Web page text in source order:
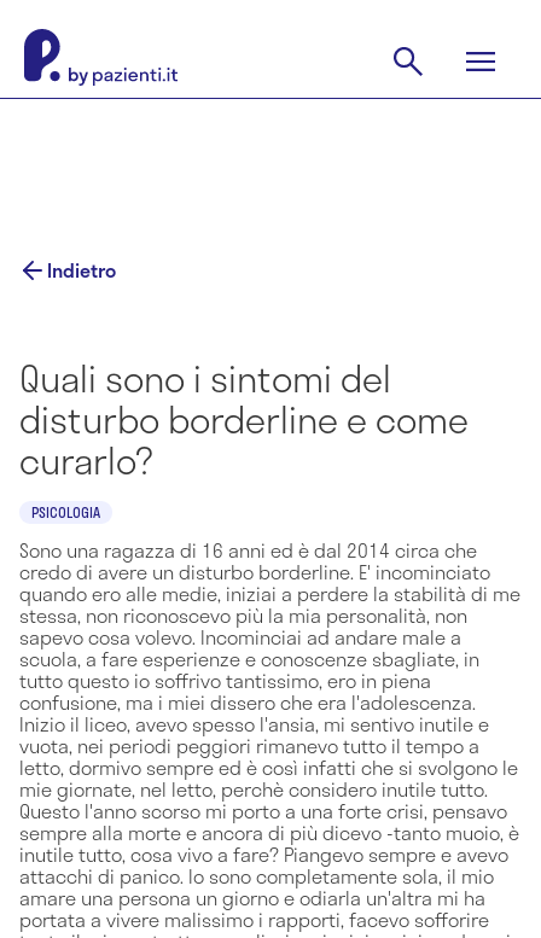
Indietro
Quali sono i sintomi del
disturbo borderline e come
curarlo?
PSICOLOGIA
Sono una ragazza di 16 anni ed è dal 2014 circa che
credo di avere un disturbo borderline. E' incominciato
quando ero alle medie, iniziai a perdere la stabilità di me
stessa, non riconoscevo più la mia personalità, non
sapevo cosa volevo. Incominciai ad andare male a
scuola, a fare esperienze e conoscenze sbagliate, in
tutto questo io soffrivo tantissimo, ero in piena
confusione, ma i miei dissero che era l'adolescenza.
Inizio il liceo, avevo spesso l'ansia, mi sentivo inutile e
vuota, nei periodi peggiori rimanevo tutto il tempo a
letto, dormivo sempre ed è così infatti che si svolgono le
mie giornate, nel letto, perchè considero inutile tutto.
Questo l'anno scorso mi porto a una forte crisi, pensavo
sempre alla morte e ancora di più dicevo -tanto muoio, è
inutile tutto, cosa vivo a fare? Piangevo sempre e avevo
attacchi di panico. Io sono completamente sola, il mio
amare una persona un giorno e odiarla un'altra mi ha
portata a vivere malissimo i rapporti, facevo sofforire